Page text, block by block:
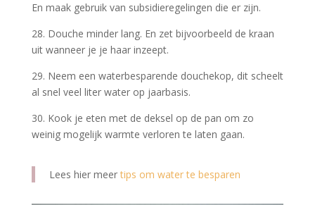
En maak gebruik van subsidieregelingen die er zijn.
28. Douche minder lang. En zet bijvoorbeeld de kraan
uit wanneer je je haar inzeept.
29. Neem een waterbesparende douchekop, dit scheelt
al snel veel liter water op jaarbasis.
30. Kook je eten met de deksel op de pan om zo
weinig mogelijk warmte verloren te laten gaan.
Lees hier meertips om water te besparen